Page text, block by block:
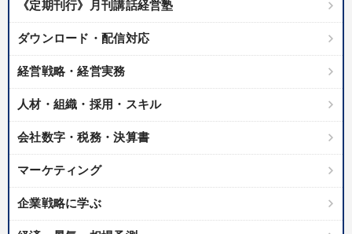
業種
製造業 卸売・小売・飲食業
IT・サービス・金融業
キーワード
《定期刊行》月刊講話経営塾
ダウンロード・配信対応
経営戦略・経営実務
人材・組織・採用・スキル
会社数字・税務・決算書
マーケティング
企業戦略に学ぶ